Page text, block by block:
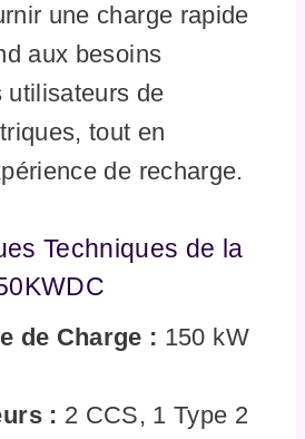
une charge rapide
aux besoins
utilisateurs de
tout en
de recharge.
Techniques de la
de Charge : 150 kW
: 2 CCS, 1 Type 2